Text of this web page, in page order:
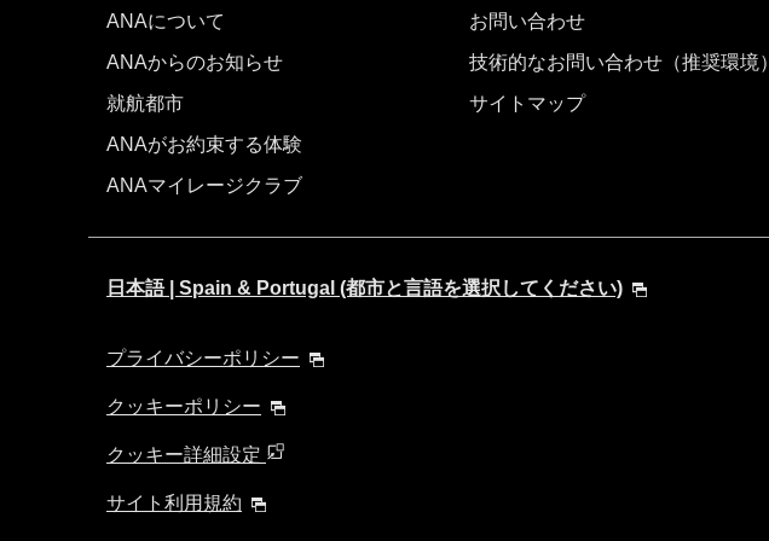
ANAについて
ANAからのお知らせ
就航都市
ANAがお約束する体験
ANAマイレージクラブ
お問い合わせ
技術的なお問い合わせ（推奨環境）
サイトマップ
日本語 | Spain & Portugal (都市と言語を選択してください)
プライバシーポリシー
クッキーポリシー
クッキー詳細設定
サイト利用規約